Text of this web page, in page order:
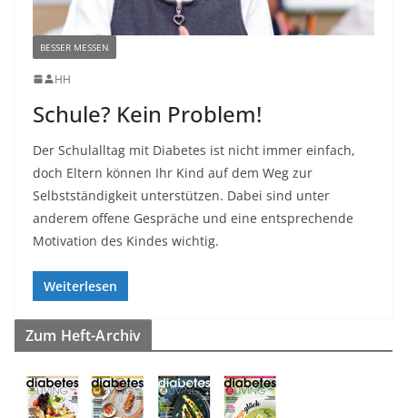
BESSER MESSEN
HH
Schule? Kein Problem!
Der Schulalltag mit Diabetes ist nicht immer einfach,
doch Eltern können Ihr Kind auf dem Weg zur
Selbstständigkeit unterstützen. Dabei sind unter
anderem offene Gespräche und eine entsprechende
Motivation des Kindes wichtig.
Weiterlesen
Zum Heft-Archiv